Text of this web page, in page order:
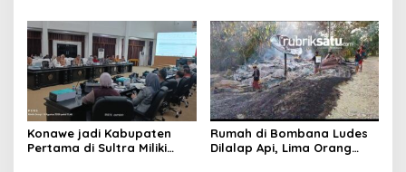
Tadisangka, Siap Kuasai
Lahan Puuwatu
Konawe jadi Kabupaten
Pertama di Sultra Miliki
Rumah di Bombana Ludes
Dilalap Api, Lima Orang